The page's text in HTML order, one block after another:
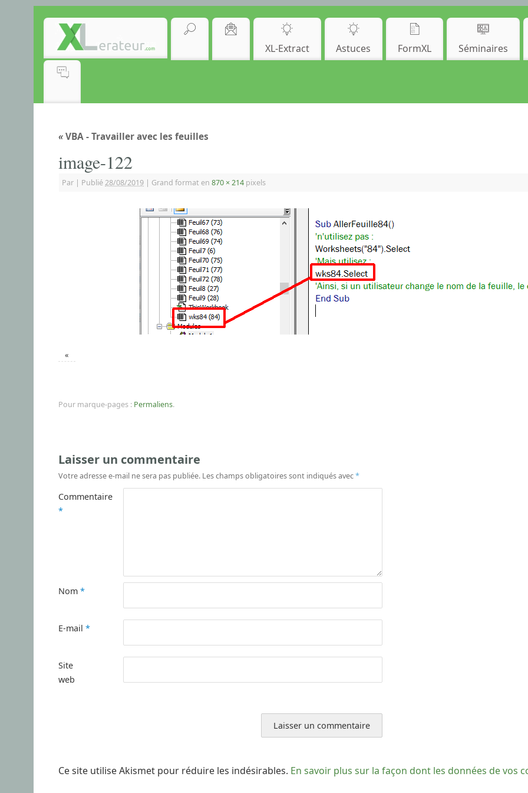
XL-Extract Astuces FormXL Séminaires
«VBA - Travailler avec les feuilles
image-122
Par | Publié28/08/2019 | Grand format en 870 × 214 pixels
«
Pour marque-pages : Permaliens.
Laisser un commentaire
Votre adresse e-mail ne sera pas publiée. Les champs obligatoires sont indiqués avec*
Commentaire
*
Nom *
E-mail *
Site
web
Ce site utilise Akismet pour réduire les indésirables. En savoir plus sur la façon dont les données de vos